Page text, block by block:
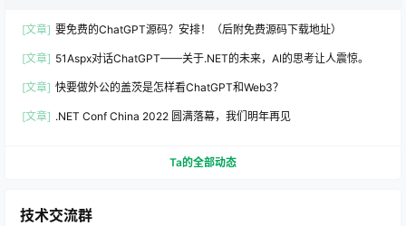
[文章] 要免费的ChatGPT源码？安排！（后附免费源码下载地址）
[文章] 51Aspx对话ChatGPT——关于.NET的未来，AI的思考让人震惊。
[文章] 快要做外公的盖茨是怎样看ChatGPT和Web3？
[文章] .NET Conf China 2022 圆满落幕，我们明年再见
Ta的全部动态
技术交流群